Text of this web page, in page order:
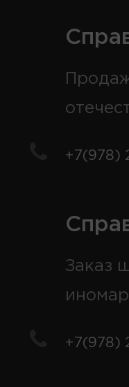
+7(978)
Заказ
+7(978)